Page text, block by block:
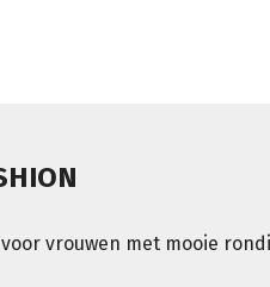
vrouwen met mooie